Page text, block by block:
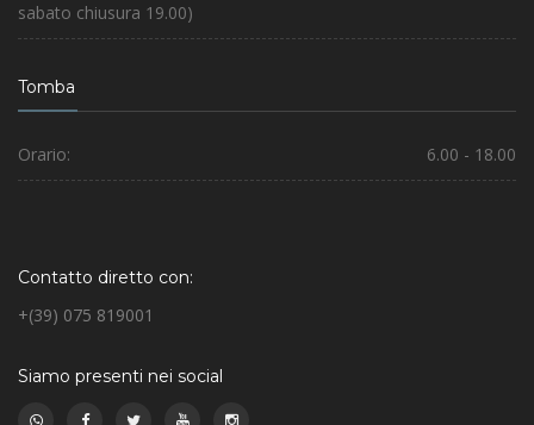
sabato chiusura 19.00)
Tomba
Orario: 6.00 - 18.00
Contatto diretto con:
+(39) 075 819001
Siamo presenti nei social